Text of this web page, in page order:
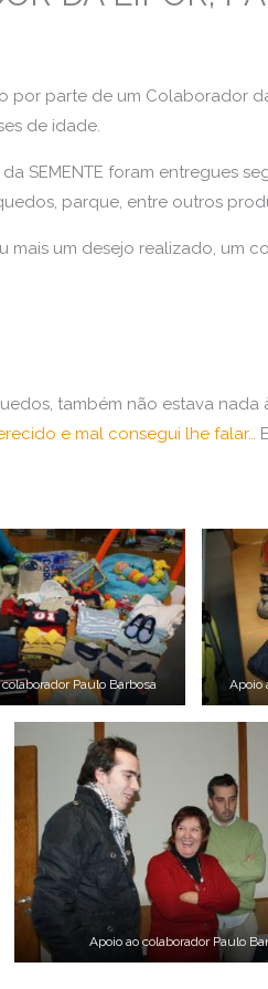
por parte de um Colaborador
de idade.
SEMENTE foram entregues
parque, entre outros
mais um desejo realizado,
também não estava nada
e mal consegui lhe falar…
Paulo Barbosa Apoio
Apoio ao colaborador Paulo